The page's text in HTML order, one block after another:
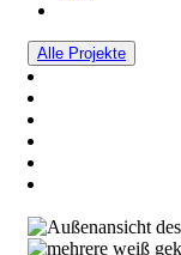
Alle Projekte